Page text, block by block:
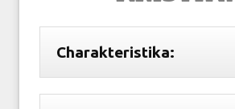
Charakteristika: